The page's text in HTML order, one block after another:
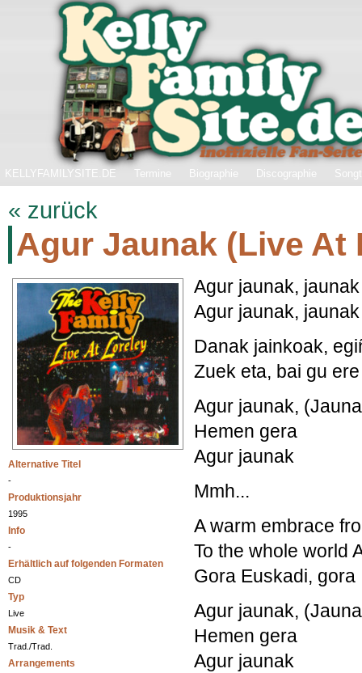
KELLYFAMILYSITE.DE Termine Biographie Discographie
« zurück
Agur Jaunak (Live At
Alternative Titel
-
Produktionsjahr
1995
Info
-
Erhältlich auf folgenden Formaten
CD
Typ
Live
Musik & Text
Trad./Trad.
Arrangements
Agur jaunak,
Agur jaunak,
Danak jainkoak,
Zuek eta, bai gu ere
Agur jaunak,
Hemen gera
Agur jaunak
Mmh...
A warm embrace
To the whole world
Gora Euskadi, gora
Agur jaunak,
Hemen gera
Agur jaunak